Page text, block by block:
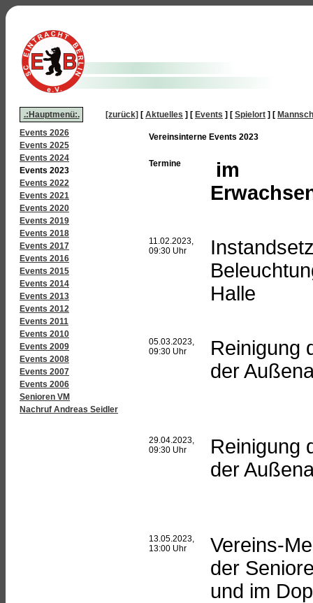
.:Hauptmenü:. [zurück] [ Aktuelles ] [ Events ] [ Spielort ] [
Events 2026
Events 2025
Events 2024
Events 2023
Events 2022
Events 2021
Events 2020
Events 2019
Events 2018
Events 2017
Events 2016
Events 2015
Events 2014
Events 2013
Events 2012
Events 2011
Events 2010
Events 2009
Events 2008
Events 2007
Events 2006
Senioren VM
Nachruf Andreas Seidler
Vereinsinterne Events 2023
Termine
im
11.02.2023,
09:30 Uhr
Halle
05.03.2023,
09:30 Uhr
Reinigung
der
29.04.2023,
09:30 Uhr
Reinigung
der
13.05.2023,
13:00 Uhr
Vereins-
der
und im